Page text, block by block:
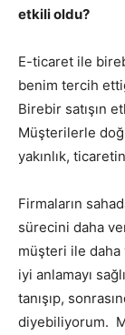
etkili oldu?
E-ticaret ile
benim tercih
Birebir satışın
Müşterilerle
yakınlık,
Firmaların
sürecini daha
müşteri ile daha
iyi anlamayı
tanışıp,
diyebiliyorum.